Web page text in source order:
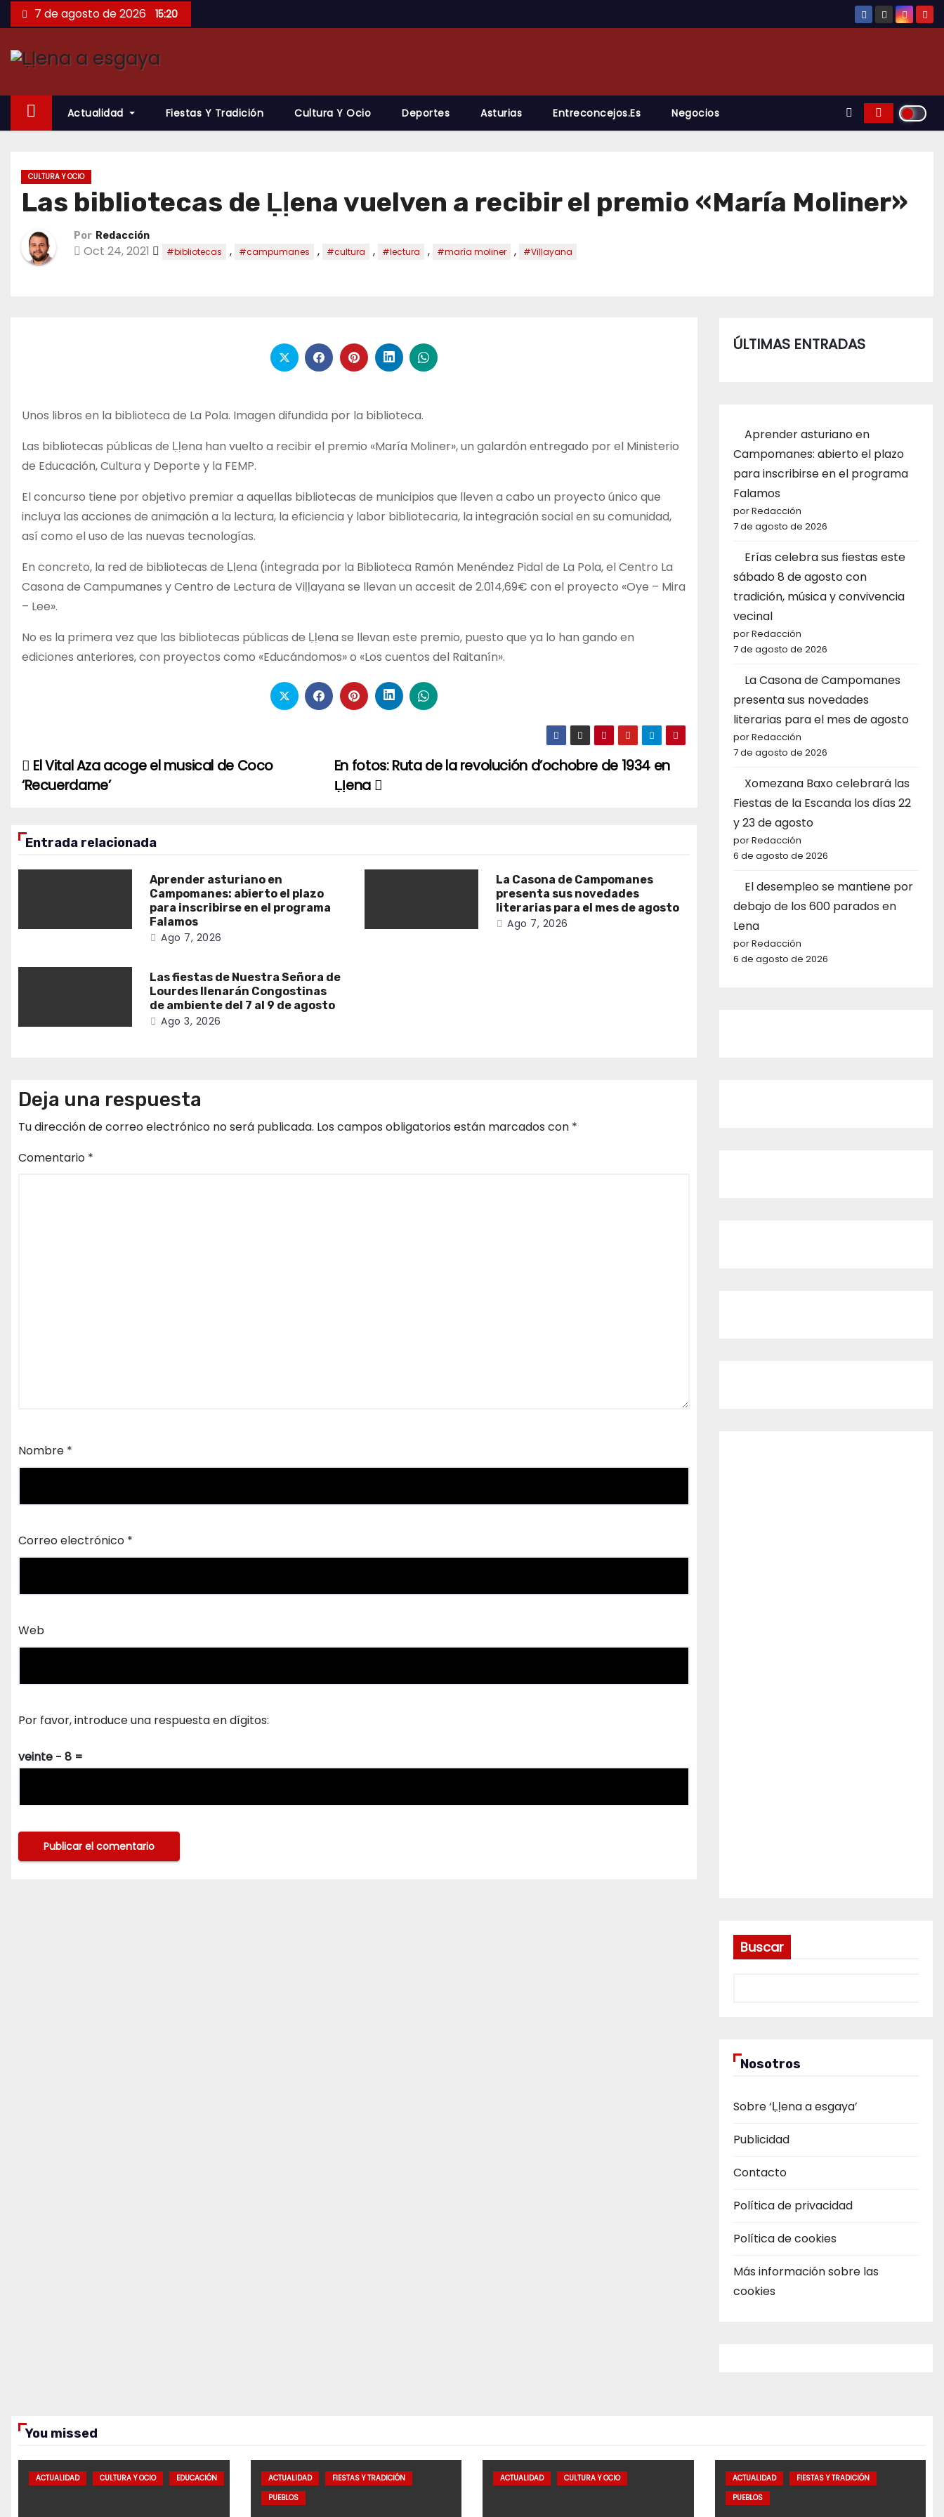
Saltar
al
contenido
7 de agosto de 2026 15:20
Actualidad Fiestas Y Tradición Cultura Y Ocio Deportes Asturias Entreconcejos.es Negocios
CULTURA Y OCIO
Las bibliotecas de Ḷḷena vuelven a recibir el premio «María Moliner»
Por Redacción
Oct 24, 2021 #bibliotecas , #campumanes , #cultura , #lectura , #maría moliner , #Viḷḷayana
Unos libros en la biblioteca de La Pola. Imagen difundida por la biblioteca.
Las bibliotecas públicas de Ḷḷena han vuelto a recibir el premio «María Moliner», un galardón entregado por el Ministerio
de Educación, Cultura y Deporte y la FEMP.
El concurso tiene por objetivo premiar a aquellas bibliotecas de municipios que lleven a cabo un proyecto único que
incluya las acciones de animación a la lectura, la eficiencia y labor bibliotecaria, la integración social en su comunidad,
así como el uso de las nuevas tecnologías.
En concreto, la red de bibliotecas de Ḷḷena (integrada por la Biblioteca Ramón Menéndez Pidal de La Pola, el Centro La
Casona de Campumanes y Centro de Lectura de Viḷḷayana se llevan un accesit de 2.014,69€ con el proyecto «Oye – Mira
– Lee».
No es la primera vez que las bibliotecas públicas de Ḷḷena se llevan este premio, puesto que ya lo han gando en
ediciones anteriores, con proyectos como «Educándomos» o «Los cuentos del Raitanín».
Navegación
de
entradas
En fotos: Ruta de la revolución d’ochobre de 1934 en
Ḷḷena
El Vital Aza acoge el musical de Coco
‘Recuerdame’
Entrada relacionada
Aprender asturiano en
Campomanes: abierto el plazo
para inscribirse en el programa
Falamos
Ago 7, 2026
La Casona de Campomanes
presenta sus novedades
literarias para el mes de agosto
Ago 7, 2026
Las fiestas de Nuestra Señora de
Lourdes llenarán Congostinas
de ambiente del 7 al 9 de agosto
Ago 3, 2026
Deja una respuesta
Tu dirección de correo electrónico no será publicada. Los campos obligatorios están marcados con *
Comentario *
Nombre *
Correo electrónico *
Web
Por favor, introduce una respuesta en dígitos:
veinte − 8 =
ÚLTIMAS ENTRADAS
Aprender asturiano en
Campomanes: abierto el plazo
para inscribirse en el programa
Falamos
por Redacción
7 de agosto de 2026
Erías celebra sus fiestas este
sábado 8 de agosto con
tradición, música y convivencia
vecinal
por Redacción
7 de agosto de 2026
La Casona de Campomanes
presenta sus novedades
literarias para el mes de agosto
por Redacción
7 de agosto de 2026
Xomezana Baxo celebrará las
Fiestas de la Escanda los días 22
y 23 de agosto
por Redacción
6 de agosto de 2026
El desempleo se mantiene por
debajo de los 600 parados en
Lena
por Redacción
6 de agosto de 2026
Buscar
Nosotros
Sobre ‘Ḷḷena a esgaya’
Publicidad
Contacto
Política de privacidad
Política de cookies
Más información sobre las
cookies
You missed
ACTUALIDAD CULTURA Y OCIO EDUCACIÓN ACTUALIDAD
FIESTAS Y TRADICIÓN
PUEBLOS
ACTUALIDAD CULTURA Y OCIO ACTUALIDAD
FIESTAS Y TRADICIÓN
PUEBLOS